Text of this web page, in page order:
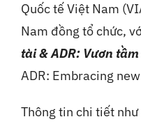
Quốc tế Việt Nam
Nam đồng tổ chức,
tài & ADR: Vươn
ADR: Embracing
Thông tin chi tiết như